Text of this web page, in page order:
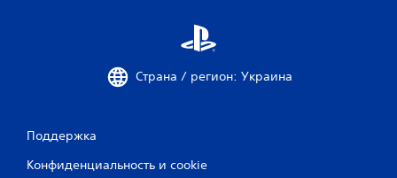
Страна / регион: Украина
Поддержка
Конфиденциальность и cookie